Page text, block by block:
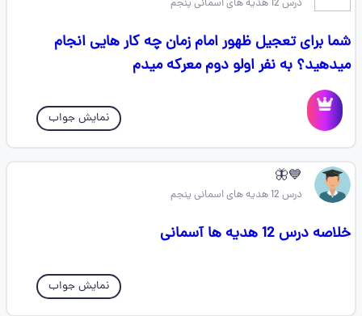
درس 12 هدیه های اسمانی پنجم
شما برای تعجیل ظهور امام زمان چه کار هایی انجام
میدهید؟ به نفر اولو دوم معرکه میدم
نمایش جواب
💙🦋
درس 12 هدیه های اسمانی پنجم
خلاصه درس 12 هدیه ها آسمانی
نمایش جواب